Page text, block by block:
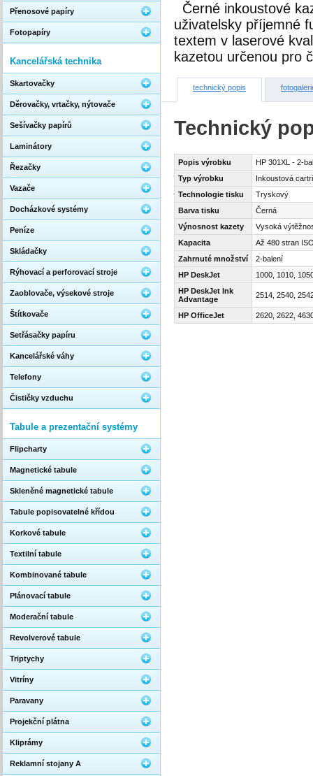
Černé inkoustové
uživatelsky příjemné
textem v laserové
kazetou určenou pro
technický popis
Technický
Popis výrobku
HP 301XL - 2-
Typ výrobku
Inkoustová
Technologie tisku
Tryskový
Barva tisku
Černá
Výnosnost kazety
Vysoká
Kapacita
Až 480 stran
Zahrnuté množství
2-balení
HP DeskJet
1000, 1010,
HP DeskJet Ink
Advantage
2514, 2540,
HP OfficeJet 2620, 2622,
Přenosové papíry
Fotopapíry
Kancelářská technika
Skartovačky
Děrovačky, vrtačky, nýtovače
Sešívačky papírů
Laminátory
Řezačky
Vazače
Docházkové systémy
Peníze
Skládačky
Rýhovací a perforovací stroje
Zaoblovače, výsekové stroje
Štítkovače
Setřásačky papíru
Kancelářské váhy
Telefony
Čističky vzduchu
Tabule a prezentační systémy
Flipcharty
Magnetické tabule
Skleněné magnetické tabule
Tabule popisovatelné křídou
Korkové tabule
Textilní tabule
Kombinované tabule
Plánovací tabule
Moderační tabule
Revolverové tabule
Triptychy
Vitríny
Paravany
Projekční plátna
Kliprámy
Reklamní stojany A